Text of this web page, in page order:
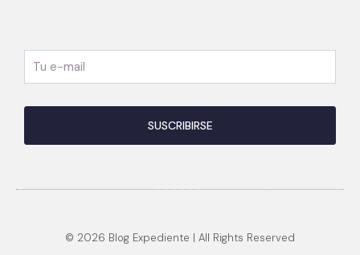
© 2026 Blog Expediente | All Rights Reserved